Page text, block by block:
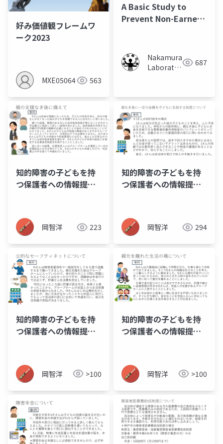
好み価値観フレームワ
ーク2023
MXE05064 563
A Basic Study to
Prevent Non-Earnest
the Order of Open-
ended Questions
Nakamura
Laboratory
687
知的障害の子どもを持
つ保護者への情報提供
事業
岡智洋 223
知的障害の子どもを持
つ保護者への情報提供
岡智洋 294
知的障害の子どもを持
つ保護者への情報提供
岡智洋 >100
知的障害の子どもを持
つ保護者への情報提供
岡智洋 >100